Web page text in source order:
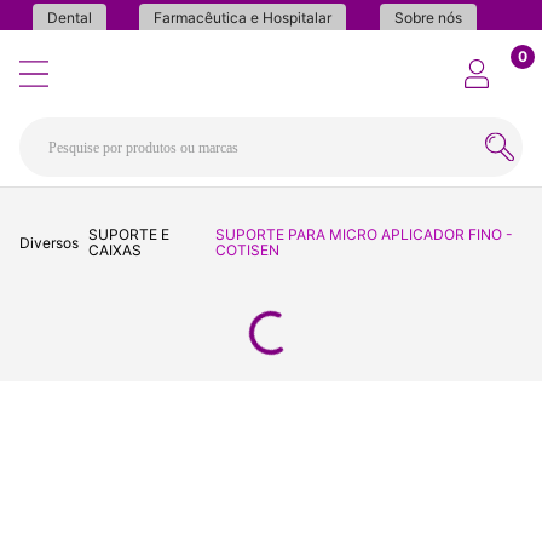
Dental Farmacêutica e Hospitalar Sobre nós
0
Diversos SUPORTE E
CAIXAS
SUPORTE PARA MICRO APLICADOR FINO -
COTISEN